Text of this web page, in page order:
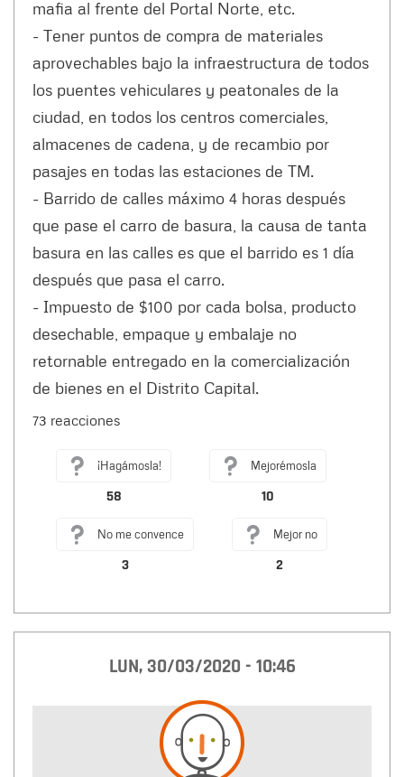
mafia al frente del Portal Norte, etc.
- Tener puntos de compra de materiales
aprovechables bajo la infraestructura de todos
los puentes vehiculares y peatonales de la
ciudad, en todos los centros comerciales,
almacenes de cadena, y de recambio por
pasajes en todas las estaciones de TM.
- Barrido de calles máximo 4 horas después
que pase el carro de basura, la causa de tanta
basura en las calles es que el barrido es 1 día
después que pasa el carro.
- Impuesto de $100 por cada bolsa, producto
desechable, empaque y embalaje no
retornable entregado en la comercialización
de bienes en el Distrito Capital.
73 reacciones
¡Hagámosla!
58
Mejorémosla
10
No me convence
3
Mejor no
2
LUN, 30/03/2020 - 10:46